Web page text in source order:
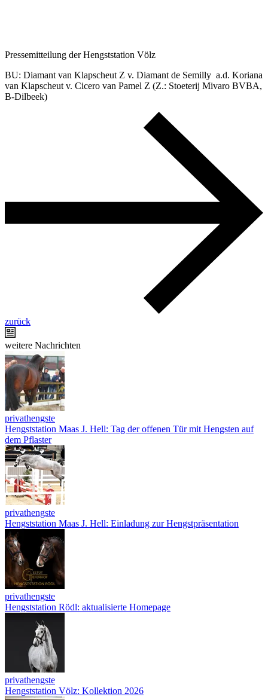
Pressemitteilung der Hengststation Völz
BU: Diamant van Klapscheut Z v. Diamant de Semilly a.d. Koriana
van Klapscheut v. Cicero van Pamel Z (Z.: Stoeterij Mivaro BVBA,
B-Dilbeek)
zurück
weitere Nachrichten
privathengste
Hengststation Maas J. Hell: Tag der offenen Tür mit Hengsten auf
dem Pflaster
privathengste
Hengststation Maas J. Hell: Einladung zur Hengstpräsentation
privathengste
Hengststation Rödl: aktualisierte Homepage
privathengste
Hengststation Völz: Kollektion 2026